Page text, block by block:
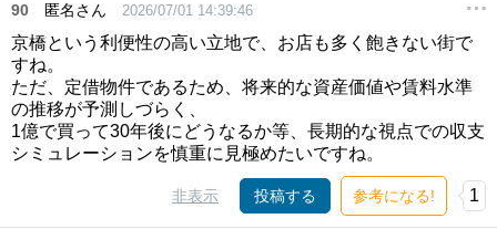
90 匿名さん 2026/07/01 14:39:46
京橋という利便性の高い立地で、お店も多く飽きない街で
すね。
ただ、定借物件であるため、将来的な資産価値や賃料水準
の推移が予測しづらく、
1億で買って30年後にどうなるか等、長期的な視点での収支
シミュレーションを慎重に見極めたいですね。
非表示 投稿する 参考になる! 1